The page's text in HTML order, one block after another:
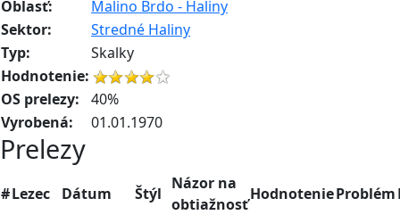
Oblasť:
Malino Brdo - Haliny
Sektor:
Stredné Haliny
Typ:
Skalky
Hodnotenie:
OS prelezy:
40%
Vyrobená:
01.01.1970
Prelezy
#Lezec Dátum Štýl
Názor na
obtiažnosť
HodnotenieProblém